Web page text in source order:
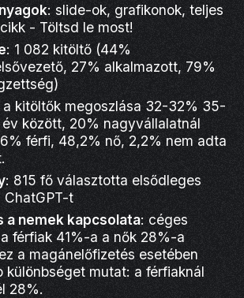
: slide-ok, grafikonok, teljes
- Töltsd le most!
: 1 082 kitöltő (44%
27% alkalmazott, 79%
a kitöltők megoszlása 32-32% 35-
között, 20% nagyvállalatnál
férfi, 48,2% nő, 2,2% nem adta
: 815 fő választotta elsődleges
ChatGPT-t
a nemek kapcsolata: céges
férfiak 41%-a a nők 28%-a
a magánelőfizetés esetében
különbséget mutat: a férfiaknál
28%.